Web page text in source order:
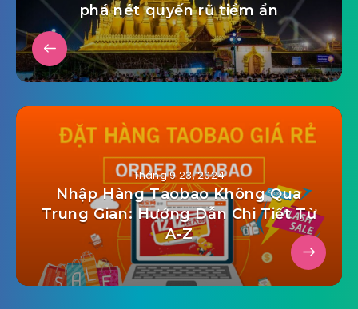
phá nét quyến rũ tiềm ẩn
Tháng 9 23, 2024
Nhập Hàng Taobao Không Qua
Trung Gian: Hướng Dẫn Chi Tiết Từ
A-Z